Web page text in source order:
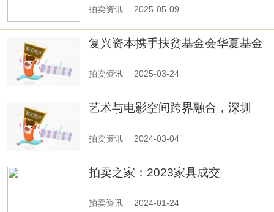
拍卖资讯 2025-05-09
复兴资本携手扶贫基金会华夏基金
拍卖资讯 2025-03-24
艺术与电影空间跨界融合，深圳
拍卖资讯 2024-03-04
拍卖之家：2023家具成交
几案 5520万居首！
拍卖资讯 2024-01-24